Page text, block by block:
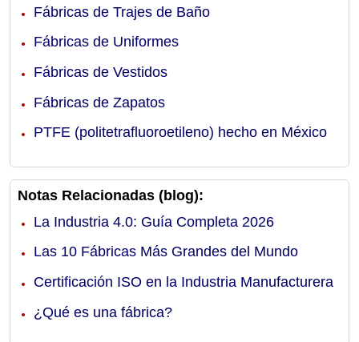
Fábricas de Trajes de Baño
Fábricas de Uniformes
Fábricas de Vestidos
Fábricas de Zapatos
PTFE (politetrafluoroetileno) hecho en México
Notas Relacionadas (blog):
La Industria 4.0: Guía Completa 2026
Las 10 Fábricas Más Grandes del Mundo
Certificación ISO en la Industria Manufacturera
¿Qué es una fábrica?